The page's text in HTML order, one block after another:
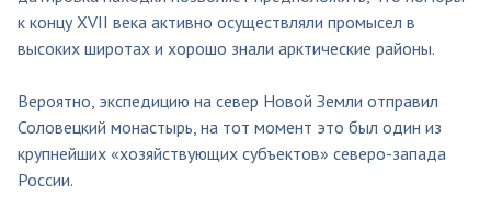
к концу XVII века активно осуществляли промысел в
высоких широтах и хорошо знали арктические районы.
Вероятно, экспедицию на север Новой Земли отправил
Соловецкий монастырь, на тот момент это был один из
крупнейших «хозяйствующих субъектов» северо-запада
России.